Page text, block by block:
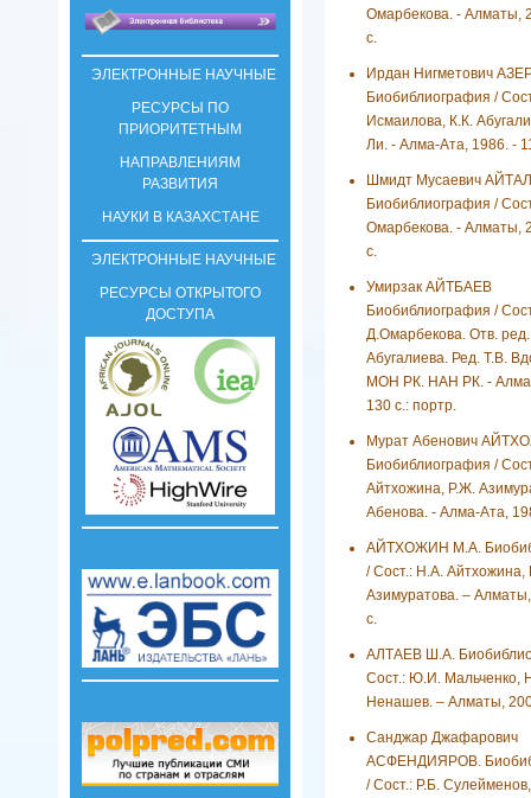
Омарбекова. - Алматы,
с.
Ирдан Нигметович
Биобиблиография /
Исмаилова, К.К.
Ли. - Алма-Ата, 1986. -
Шмидт Мусаевич
Биобиблиография /
Омарбекова. - Алматы,
с.
Умирзак АЙТБАЕВ
Биобиблиография /
Д.Омарбекова. Отв.
Абугалиева. Ред. Т.В.
МОН РК. НАН РК. -
130 с.: портр.
Мурат Абенович
Биобиблиография /
Айтхожина, Р.Ж.
Абенова. - Алма-Ата,
АЙТХОЖИН М.А.
/ Сост.: Н.А. Айтхожина,
Азимуратова. –
с.
АЛТАЕВ Ш.А.
Сост.: Ю.И. Мальченко,
Ненашев. – Алматы,
Санджар Джафарович
АСФЕНДИЯРОВ.
/ Сост.: Р.Б.
ЭЛЕКТРОННЫЕ НАУЧНЫЕ
РЕСУРСЫ ПО
ПРИОРИТЕТНЫМ
НАПРАВЛЕНИЯМ
РАЗВИТИЯ
НАУКИ В КАЗАХСТАНЕ
ЭЛЕКТРОННЫЕ НАУЧНЫЕ
РЕСУРСЫ ОТКРЫТОГО
ДОСТУПА